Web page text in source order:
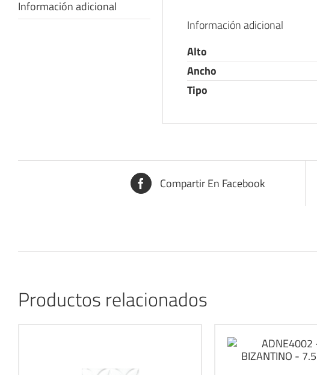
Información adicional
Información adicional
Alto
Ancho
Tipo
Compartir En Facebook
Productos relacionados